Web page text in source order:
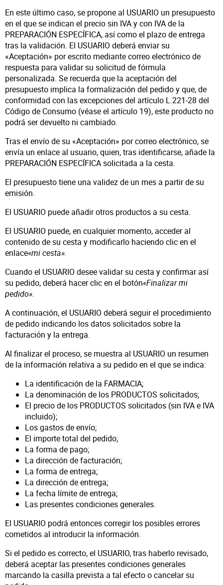
En este último caso, se propone al USUARIO un presupuesto
en el que se indican el precio sin IVA y con IVA de la
PREPARACIÓN ESPECÍFICA, así como el plazo de entrega
tras la validación. El USUARIO deberá enviar su
«Aceptación» por escrito mediante correo electrónico de
respuesta para validar su solicitud de fórmula
personalizada. Se recuerda que la aceptación del
presupuesto implica la formalización del pedido y que, de
conformidad con las excepciones del artículo L.221-28 del
Código de Consumo (véase el artículo 19), este producto no
podrá ser devuelto ni cambiado.
Tras el envío de su «Aceptación» por correo electrónico, se
envía un enlace al usuario, quien, tras identificarse, añade la
PREPARACIÓN ESPECÍFICA solicitada a la cesta.
El presupuesto tiene una validez de un mes a partir de su
emisión.
El USUARIO puede añadir otros productos a su cesta.
El USUARIO puede, en cualquier momento, acceder al
contenido de su cesta y modificarlo haciendo clic en el
enlace«mi cesta».
Cuando el USUARIO desee validar su cesta y confirmar así
su pedido, deberá hacer clic en el botón«Finalizar mi
pedido».
A continuación, el USUARIO deberá seguir el procedimiento
de pedido indicando los datos solicitados sobre la
facturación y la entrega.
Al finalizar el proceso, se muestra al USUARIO un resumen
de la información relativa a su pedido en el que se indica:
La identificación de la FARMACIA;
La denominación de los PRODUCTOS solicitados;
El precio de los PRODUCTOS solicitados (sin IVA e IVA
incluido);
Los gastos de envío;
El importe total del pedido;
La forma de pago;
La dirección de facturación;
La forma de entrega;
La dirección de entrega;
La fecha límite de entrega;
Las presentes condiciones generales.
El USUARIO podrá entonces corregir los posibles errores
cometidos al introducir la información.
Si el pedido es correcto, el USUARIO, tras haberlo revisado,
deberá aceptar las presentes condiciones generales
marcando la casilla prevista a tal efecto o cancelar su